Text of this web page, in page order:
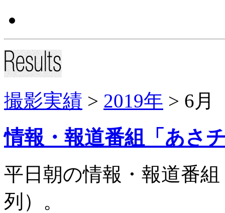
撮影実績 > 2019年 > 6月
情報・報道番組「あさ
平日朝の情報・報道番
列）。